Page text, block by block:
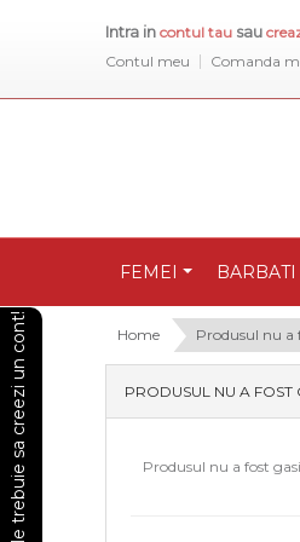
Intra in contul tau sau
Contul meu Comanda
FEMEI BARBATI
Home Produsul nu a
PRODUSUL NU A FOST
Produsul nu a fost